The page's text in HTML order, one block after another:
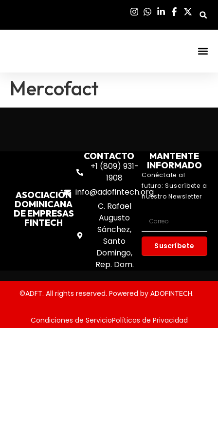
Mercofact
ASOCIACIÓN
DOMINICANA
DE EMPRESAS
FINTECH
CONTACTO
+1 (809) 931-
1908
info@adofintech.org
C. Rafael
Augusto
Sánchez,
Santo
Domingo,
Rep. Dom.
MANTENTE
INFORMADO
Conéctate al
futuro: Suscríbete a
nuestro Newsletter
Suscríbete
©ADFT. All rights reserved. Powered by ADOFINTECH.
Condiciones de ServicioPolíticas de Privacidad